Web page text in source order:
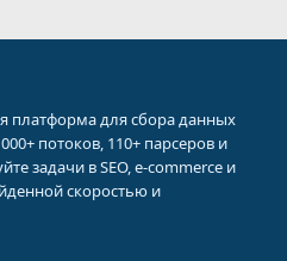
платформа для сбора данных
потоков, 110+ парсеров и
задачи в SEO, e-commerce и
скоростью и